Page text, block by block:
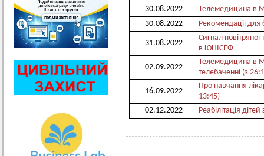
30.08.2022
Телемедицина в
30.08.2022
Рекомендації для
31.08.2022
Сигнал
в ЮНІСЕФ
02.09.2022
Телемедицина в
телебаченні (з
16.09.2022
Про навчання
13:45)
02.12.2022
Реабілітація дітей